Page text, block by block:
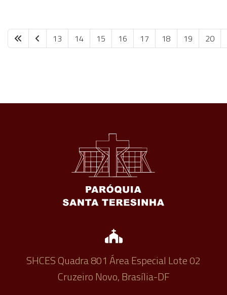
13 14 15 16 17 18 19 20
SHCES Quadra 801 Área Especial Lote 02
Cruzeiro Novo, Brasília-DF